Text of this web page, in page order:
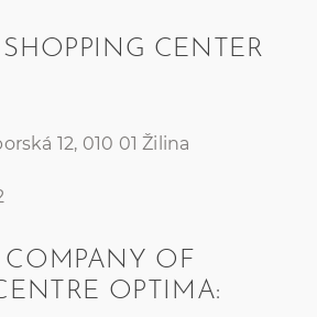
CENTER
12, 010 01 Žilina
OF
OPTIMA: